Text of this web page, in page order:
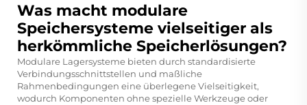
Was macht modulare
Speichersysteme vielseitiger als
herkömmliche Speicherlösungen?
Modulare Lagersysteme bieten durch standardisierte
Verbindungsschnittstellen und maßliche
Rahmenbedingungen eine überlegene Vielseitigkeit,
wodurch Komponenten ohne spezielle Werkzeuge oder